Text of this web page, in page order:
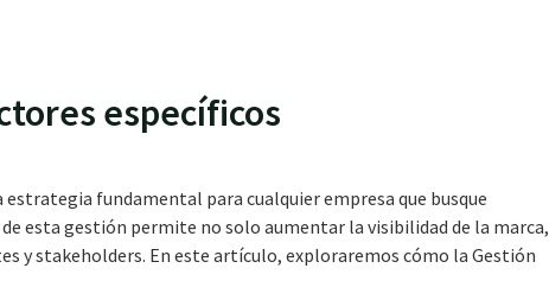
específicos
fundamental para cualquier empresa que busque
esta gestión permite no solo aumentar la visibilidad de la marca,
y stakeholders. En este artículo, exploraremos cómo la Gestión